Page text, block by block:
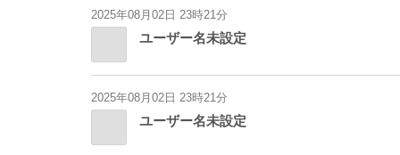
2025年08月02日 23時21分
ユーザー名未設定
2025年08月02日 23時21分
ユーザー名未設定